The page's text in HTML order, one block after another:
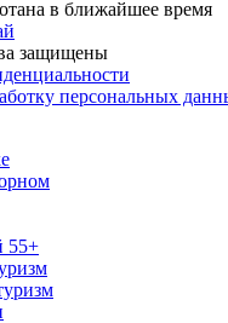
в ближайшее время
защищены
персональных
55+